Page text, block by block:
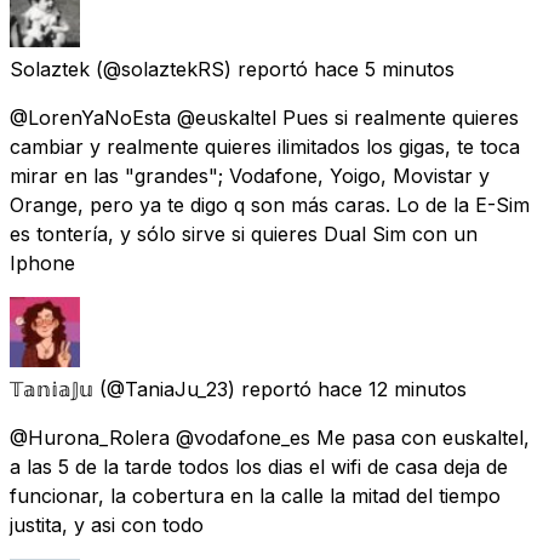
Solaztek (@solaztekRS) reportó hace 5 minutos
@LorenYaNoEsta @euskaltel Pues si realmente quieres
cambiar y realmente quieres ilimitados los gigas, te toca
mirar en las "grandes"; Vodafone, Yoigo, Movistar y
Orange, pero ya te digo q son más caras. Lo de la E-Sim
es tontería, y sólo sirve si quieres Dual Sim con un
Iphone
𝕋𝕒𝕟𝕚𝕒𝕁𝕦 (@TaniaJu_23) reportó hace 12 minutos
@Hurona_Rolera @vodafone_es Me pasa con euskaltel,
a las 5 de la tarde todos los dias el wifi de casa deja de
funcionar, la cobertura en la calle la mitad del tiempo
justita, y asi con todo